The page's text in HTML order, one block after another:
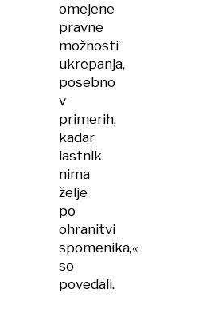
omejene
pravne
možnosti
ukrepanja,
posebno
v
primerih,
kadar
lastnik
nima
želje
po
ohranitvi
spomenika,«
so
povedali.